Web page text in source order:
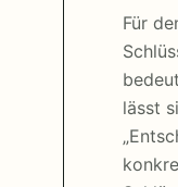
Für
lässt